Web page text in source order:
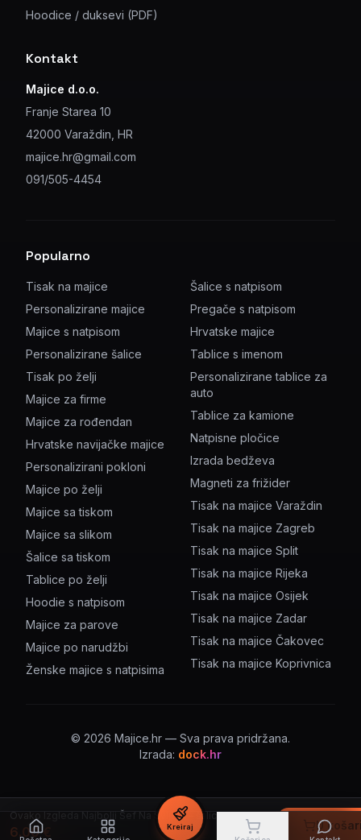
Ovako Izgleda Najbolji Šef Na Svijetu – šalica s natpisom
6.00€ U
Hoodice / duksevi (PDF)
Kontakt
Majice d.o.o.
Franje Starea 10
42000 Varaždin, HR
majice.hr@gmail.com
091/505-4454
Popularno
Tisak na majice
Personalizirane majice
Majice s natpisom
Personalizirane šalice
Tisak po želji
Majice za firme
Majice za rođendan
Hrvatske navijačke majice
Personalizirani pokloni
Majice po želji
Majice sa tiskom
Majice sa slikom
Šalice sa tiskom
Tablice po želji
Hoodie s natpisom
Majice za parove
Majice po narudžbi
Ženske majice s natpisima
Šalice s natpisom
Pregače s natpisom
Hrvatske majice
Tablice s imenom
Personalizirane tablice za
auto
Tablice za kamione
Natpisne pločice
Izrada bedževa
Magneti za frižider
Tisak na majice Varaždin
Tisak na majice Zagreb
Tisak na majice Split
Tisak na majice Rijeka
Tisak na majice Osijek
Tisak na majice Zadar
Tisak na majice Čakovec
Tisak na majice Koprivnica
© 2026 Majice.hr — Sva prava pridržana.
Izrada: dock.hr
Kreiraj